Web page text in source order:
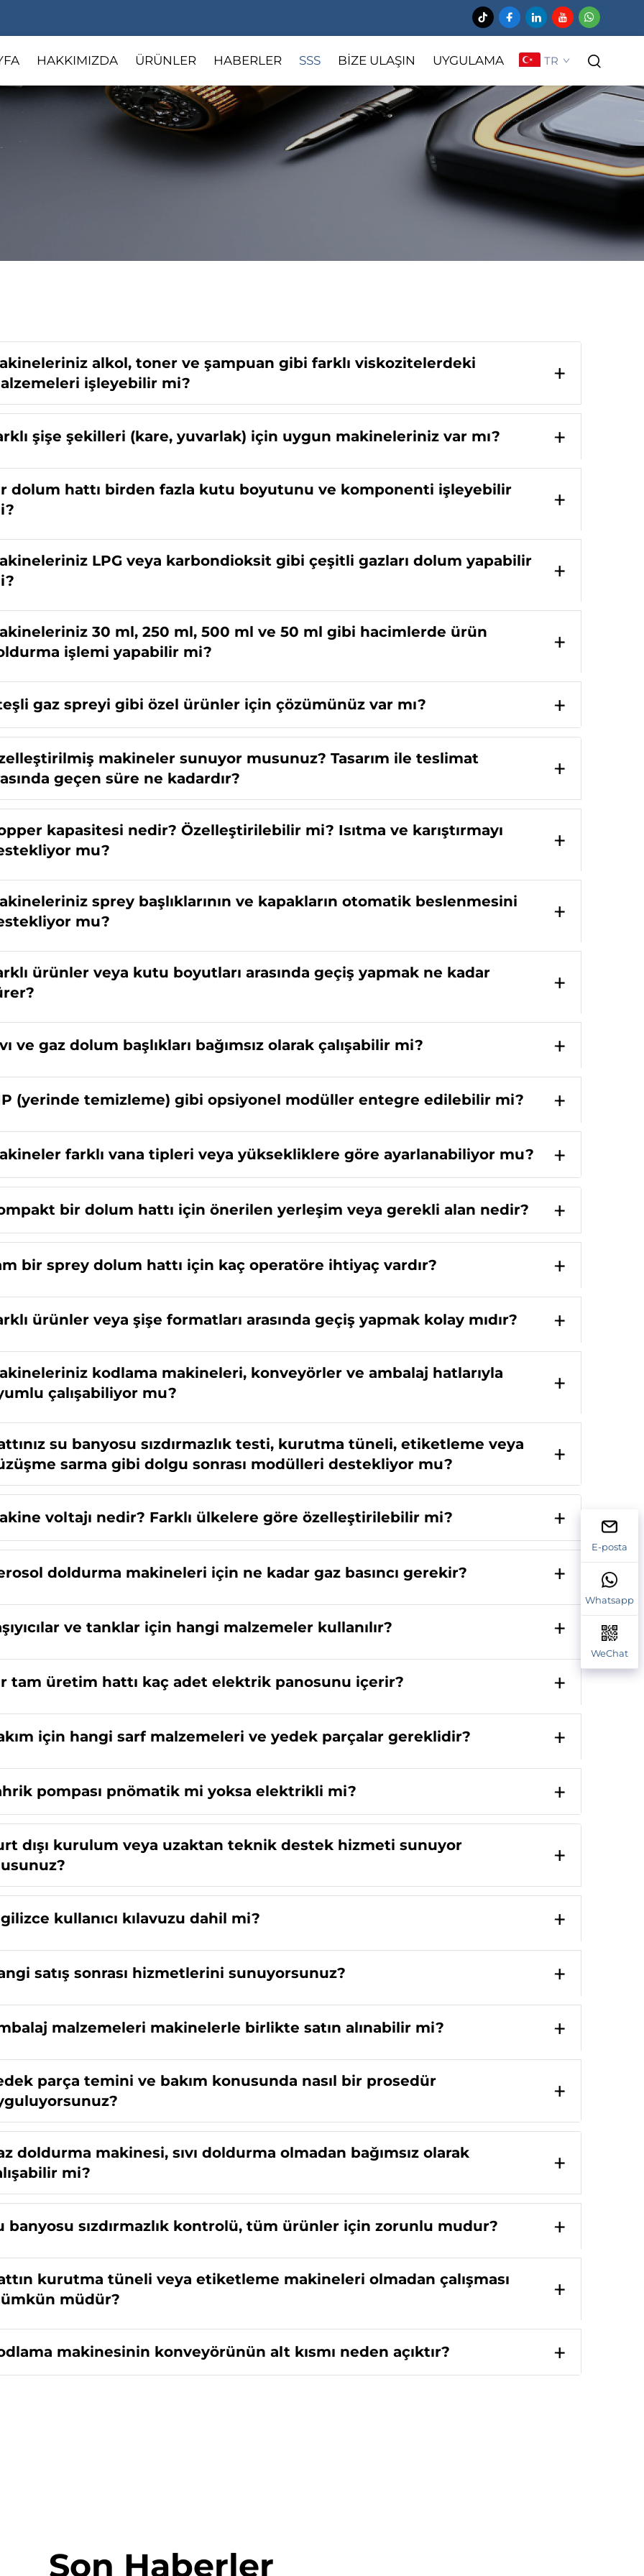
HAKKIMIZDA ÜRÜNLER HABERLER SSS BIZE ULAŞIN UYGULAMA TR
alkol, toner ve şampuan gibi farklı viskozitelerdeki
işleyebilir mi?
şişe şekilleri (kare, yuvarlak) için uygun makineleriniz var mı?
dolum hattı birden fazla kutu boyutunu ve komponenti işleyebilir
LPG veya karbondioksit gibi çeşitli gazları dolum yapabilir
30 ml, 250 ml, 500 ml ve 50 ml gibi hacimlerde ürün
işlemi yapabilir mi?
gaz spreyi gibi özel ürünler için çözümünüz var mı?
makineler sunuyor musunuz? Tasarım ile teslimat
geçen süre ne kadardır?
kapasitesi nedir? Özelleştirilebilir mi? Isıtma ve karıştırmayı
mu?
sprey başlıklarının ve kapakların otomatik beslenmesini
mu?
ürünler veya kutu boyutları arasında geçiş yapmak ne kadar
ve gaz dolum başlıkları bağımsız olarak çalışabilir mi?
(yerinde temizleme) gibi opsiyonel modüller entegre edilebilir mi?
farklı vana tipleri veya yüksekliklere göre ayarlanabiliyor mu?
bir dolum hattı için önerilen yerleşim veya gerekli alan nedir?
bir sprey dolum hattı için kaç operatöre ihtiyaç vardır?
ürünler veya şişe formatları arasında geçiş yapmak kolay mıdır?
kodlama makineleri, konveyörler ve ambalaj hatlarıyla
çalışabiliyor mu?
su banyosu sızdırmazlık testi, kurutma tüneli, etiketleme veya
sarma gibi dolgu sonrası modülleri destekliyor mu?
voltajı nedir? Farklı ülkelere göre özelleştirilebilir mi?
doldurma makineleri için ne kadar gaz basıncı gerekir?
ve tanklar için hangi malzemeler kullanılır?
tam üretim hattı kaç adet elektrik panosunu içerir?
için hangi sarf malzemeleri ve yedek parçalar gereklidir?
pompası pnömatik mi yoksa elektrikli mi?
dışı kurulum veya uzaktan teknik destek hizmeti sunuyor
kullanıcı kılavuzu dahil mi?
satış sonrası hizmetlerini sunuyorsunuz?
malzemeleri makinelerle birlikte satın alınabilir mi?
parça temini ve bakım konusunda nasıl bir prosedür
doldurma makinesi, sıvı doldurma olmadan bağımsız olarak
mi?
banyosu sızdırmazlık kontrolü, tüm ürünler için zorunlu mudur?
kurutma tüneli veya etiketleme makineleri olmadan çalışması
müdür?
makinesinin konveyörünün alt kısmı neden açıktır?
Son Haberler
E-posta
Whatsapp
WeChat